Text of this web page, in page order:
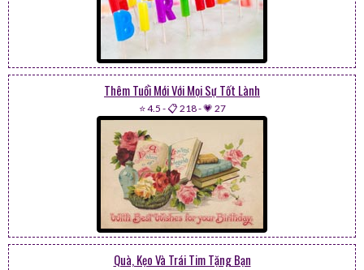
Thêm Tuổi Mới Với Mọi Sự Tốt Lành
⭐ 4.5 -📋 218-💗 27
Quà, Kẹo Và Trái Tim Tặng Bạn